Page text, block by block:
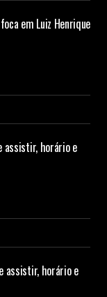
em Luiz Henrique
assistir, horário e
assistir, horário e